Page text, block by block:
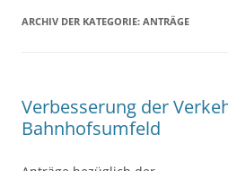
ARCHIV DER KATEGORIE: ANTRÄGE
Verbesserung der
Bahnhofsumfeld